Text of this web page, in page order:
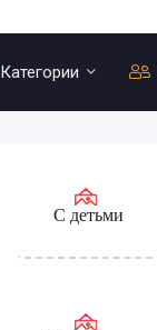
Категории
С детьми